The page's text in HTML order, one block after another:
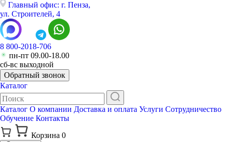
Главный офис: г. Пенза,
ул. Строителей, 4
8 800-2018-706
пн-пт 09.00-18.00
сб-вс выходной
Обратный звонок
Каталог
Каталог О компании Доставка и оплата Услуги Сотрудничество
Обучение Контакты
Корзина 0